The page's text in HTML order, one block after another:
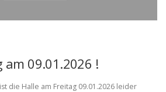
09.01.2026 !
die Halle am Freitag 09.01.2026 leider